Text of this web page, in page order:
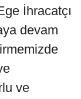
İhracatçı
devam
ve